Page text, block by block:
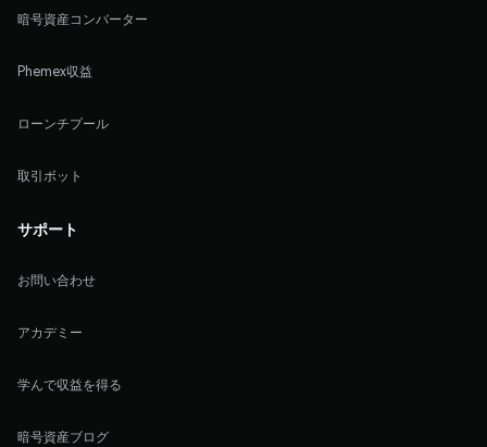
暗号資産コンバーター
Phemex収益
ローンチプール
取引ボット
サポート
お問い合わせ
アカデミー
学んで収益を得る
暗号資産ブログ